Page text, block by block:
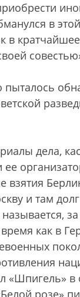
в
в
пыталось
дела,
взятия
и там
как в
«Шпигель» в